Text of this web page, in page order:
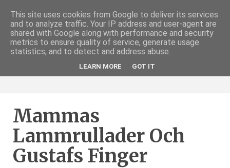
Mammas
Lammrullader Och
Gustafs Finger
This site uses cookies from Google to deliver its services
and to analyze traffic. Your IP address and user-agent are
shared with Google along with performance and security
metrics to ensure quality of service, generate usage
statistics, and to detect and address abuse.
LEARN MORE GOT IT